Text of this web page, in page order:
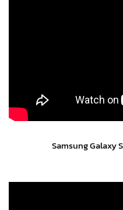
Samsung Galaxy